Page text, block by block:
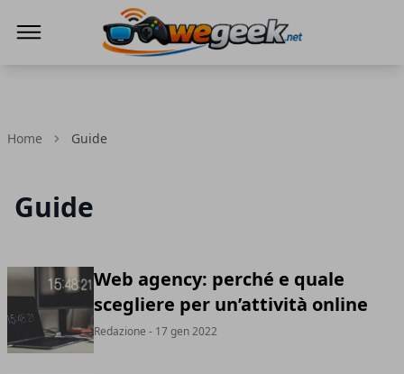
Home Guide
Guide
Web agency: perché e quale
scegliere per un’attività online
Redazione - 17 gen 2022